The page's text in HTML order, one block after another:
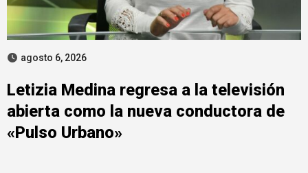
agosto 6, 2026
Letizia Medina regresa a la televisión
abierta como la nueva conductora de
«Pulso Urbano»